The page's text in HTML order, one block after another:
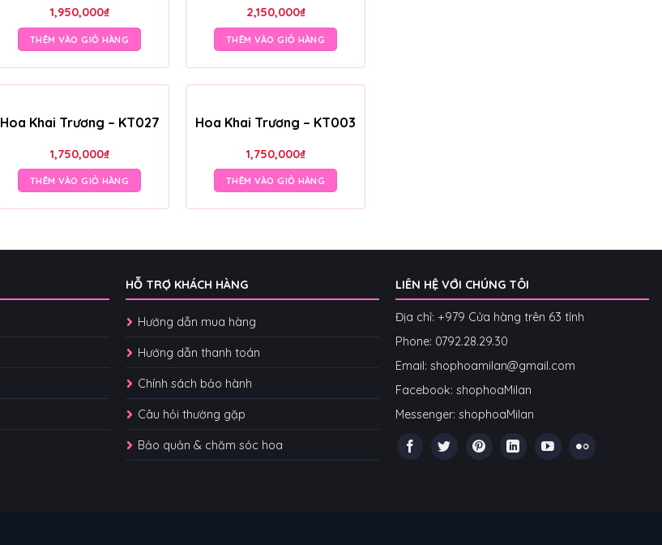
1,950,000₫
THÊM VÀO GIỎ HÀNG
2,150,000₫
THÊM VÀO GIỎ HÀNG
Hoa Khai Trương – KT027
1,750,000₫
THÊM VÀO GIỎ HÀNG
Hoa Khai Trương – KT003
1,750,000₫
THÊM VÀO GIỎ HÀNG
HỖ TRỢ KHÁCH HÀNG
Hướng dẫn mua hàng
Hướng dẫn thanh toán
Chính sách bảo hành
Câu hỏi thường gặp
Bảo quản & chăm sóc hoa
LIÊN HỆ VỚI CHÚNG TÔI
Địa chỉ: +979 Cửa hàng trên 63 tỉnh
Phone: 0792.28.29.30
Email: shophoamilan@gmail.com
Facebook: shophoaMilan
Messenger: shophoaMilan